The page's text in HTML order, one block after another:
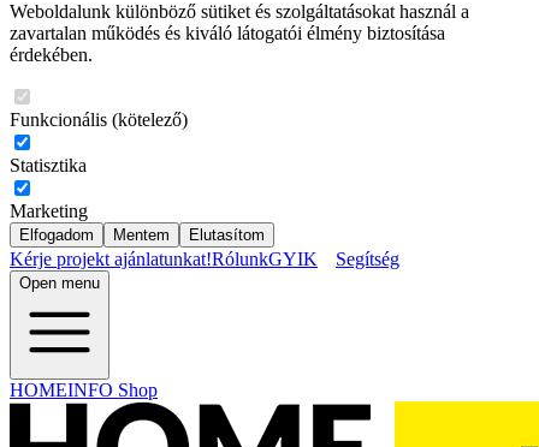
Weboldalunk különböző sütiket és szolgáltatásokat használ a
zavartalan működés és kiváló látogatói élmény biztosítása
érdekében.
Funkcionális (kötelező)
Statisztika
Marketing
Elfogadom Mentem Elutasítom
Kérje projekt ajánlatunkat!RólunkGYIK Segítség
Open menu
HOMEINFO Shop